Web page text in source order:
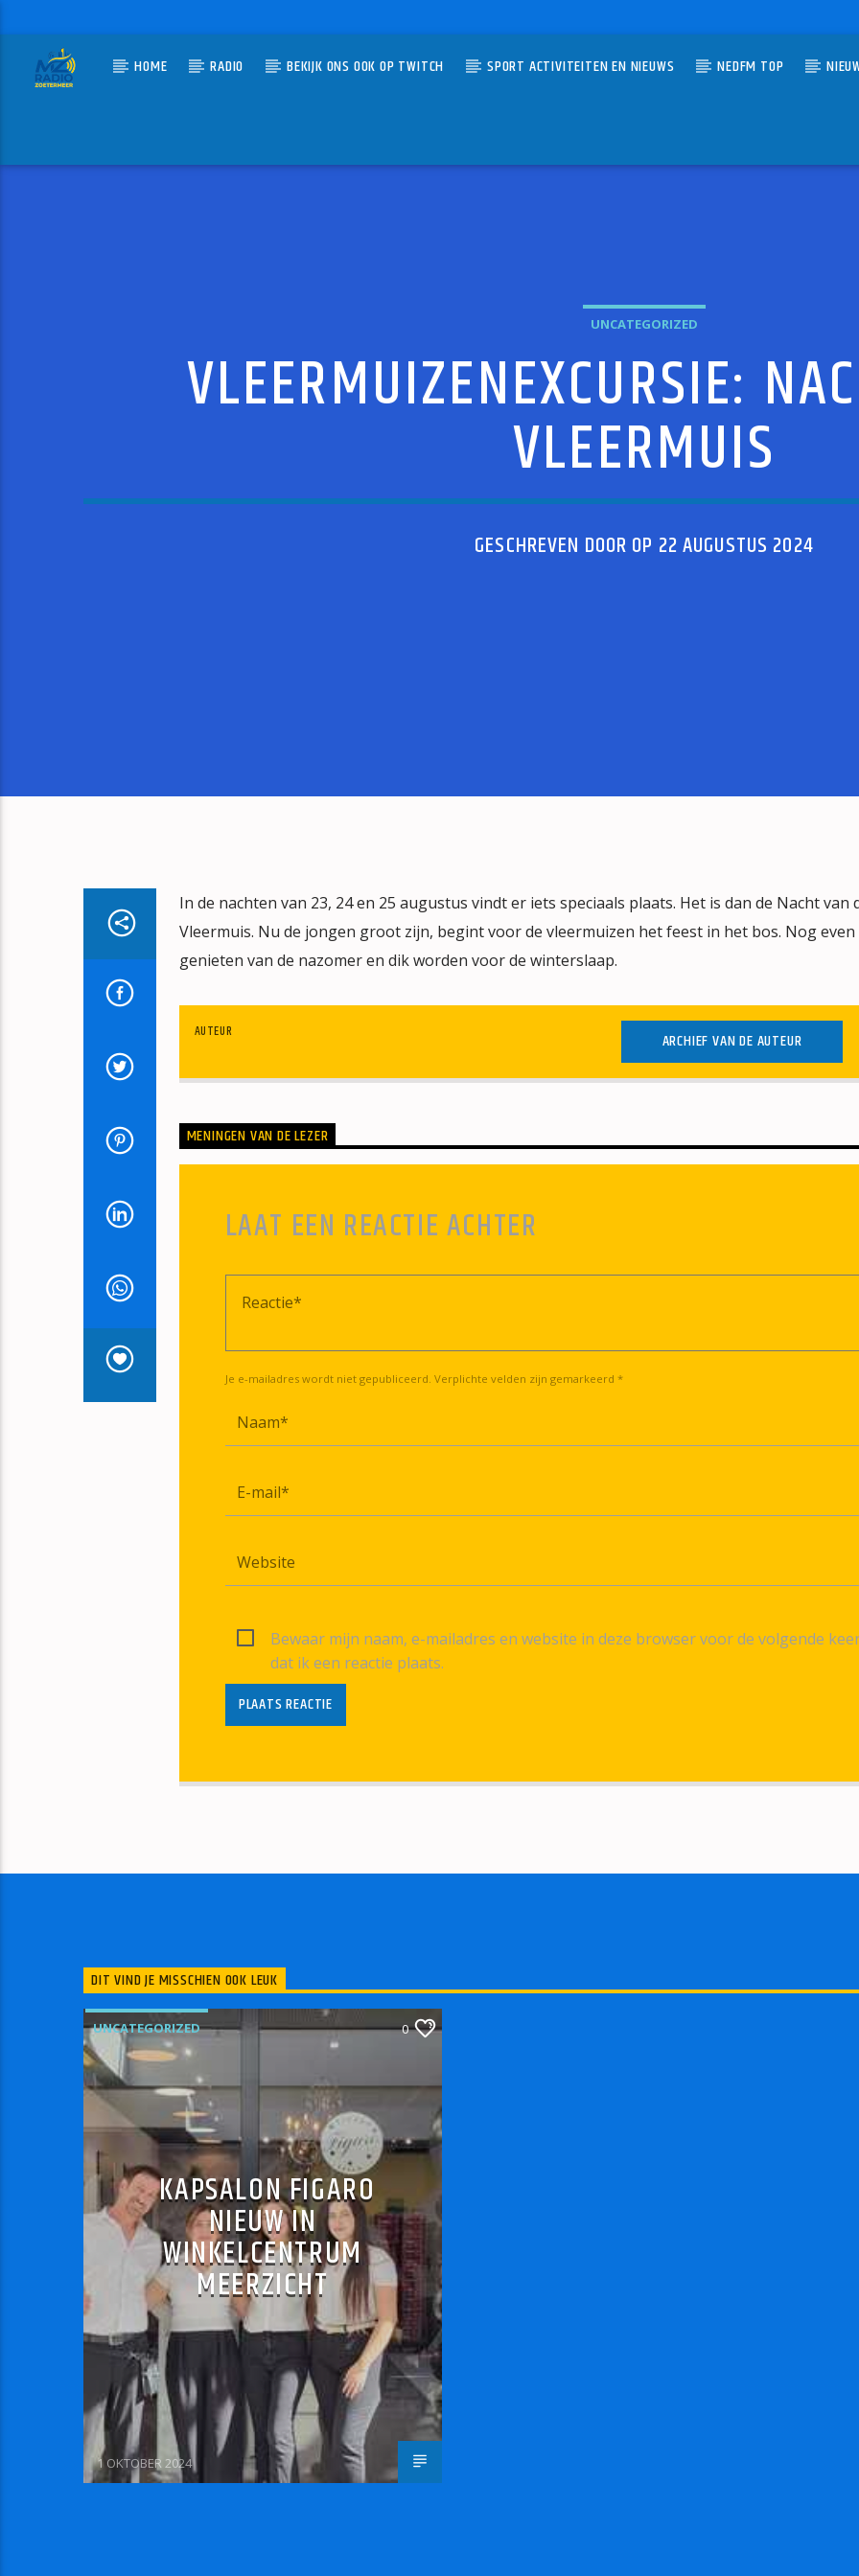
HOME RADIO BEKIJK ONS OOK OP TWITCH SPORT ACTIVITEITEN EN NIEUWS NEDFM TOP
UNCATEGORIZED
VLEERMUIZENEXCURSIE:
VLEERMUIS
GESCHREVEN DOOR OP 22 AUGUSTUS 2024
In de nachten van 23, 24 en 25 augustus vindt er iets speciaals plaats. Het is dan de Nacht van
Vleermuis. Nu de jongen groot zijn, begint voor de vleermuizen het feest in het bos. Nog even
genieten van de nazomer en dik worden voor de winterslaap.
AUTEUR ARCHIEF VAN DE AUTEUR
MENINGEN VAN DE LEZER
LAAT EEN REACTIE ACHTER
Je e-mailadres wordt niet gepubliceerd. Verplichte velden zijn gemarkeerd *
Bewaar mijn naam, e-mailadres en website in deze browser voor de volgende
dat ik een reactie plaats.
DIT VIND JE MISSCHIEN OOK LEUK
UNCATEGORIZED 0
KAPSALON FIGARO
NIEUW IN
WINKELCENTRUM
MEERZICHT
1 OKTOBER 2024